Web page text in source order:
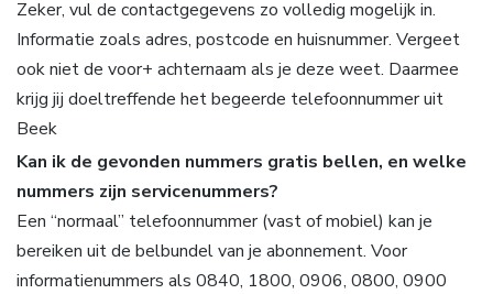
Zeker, vul de contactgegevens zo volledig mogelijk in.
Informatie zoals adres, postcode en huisnummer. Vergeet
ook niet de voor+ achternaam als je deze weet. Daarmee
krijg jij doeltreffende het begeerde telefoonnummer uit
Beek
Kan ik de gevonden nummers gratis bellen, en welke
nummers zijn servicenummers?
Een “normaal” telefoonnummer (vast of mobiel) kan je
bereiken uit de belbundel van je abonnement. Voor
informatienummers als 0840, 1800, 0906, 0800, 0900